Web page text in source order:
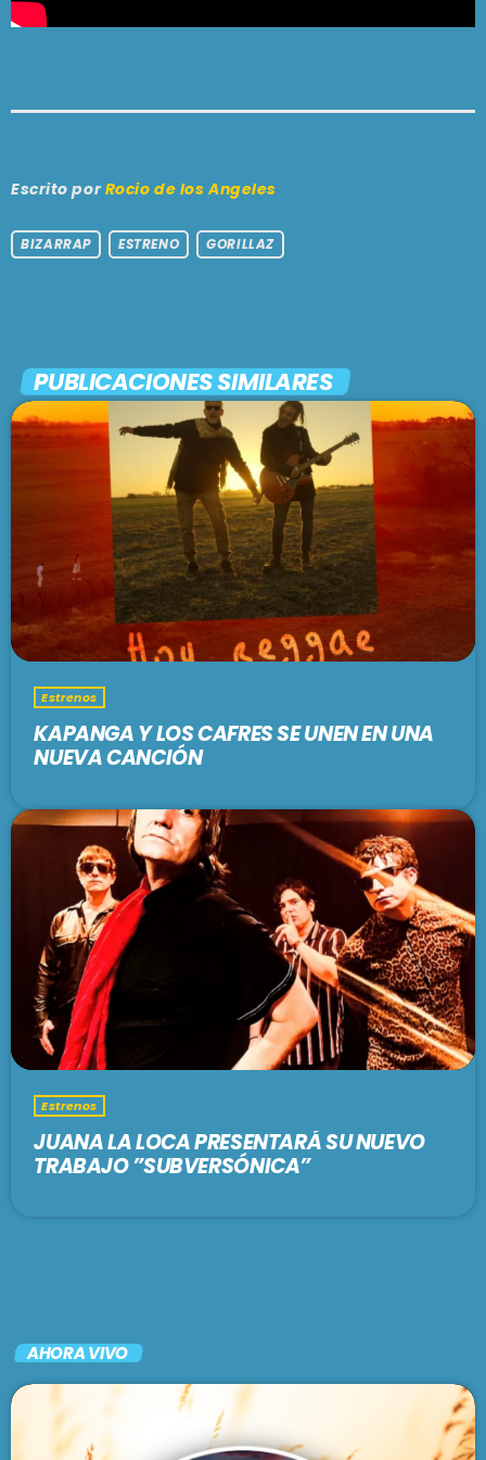
Escrito porRocio de los Angeles
BIZARRAP ESTRENO GORILLAZ
PUBLICACIONES SIMILARES
Estrenos
KAPANGA Y LOS CAFRES SE UNEN EN UNA
NUEVA CANCIÓN
Estrenos
JUANA LA LOCA PRESENTARÁ SU NUEVO
TRABAJO ”SUBVERSÓNICA”
AHORA VIVO